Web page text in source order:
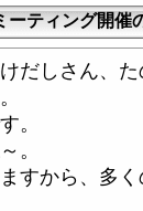
ーティング開催
だしさん、
。
。
すから、多